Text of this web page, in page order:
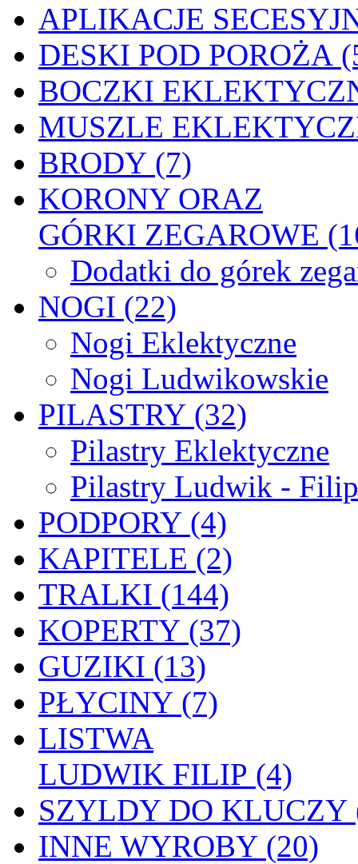
APLIKACJE
DESKI POD POROŻA
BOCZKI
MUSZLE
BRODY (7)
KORONY ORAZ
GÓRKI ZEGAROWE
Dodatki do górek
NOGI (22)
Nogi Eklektyczne
Nogi Ludwikowskie
PILASTRY (32)
Pilastry Eklektyczne
Pilastry Ludwik - Filip
PODPORY (4)
KAPITELE (2)
TRALKI (144)
KOPERTY (37)
GUZIKI (13)
PŁYCINY (7)
LISTWA
LUDWIK FILIP (4)
SZYLDY DO KLUCZY
INNE WYROBY (20)